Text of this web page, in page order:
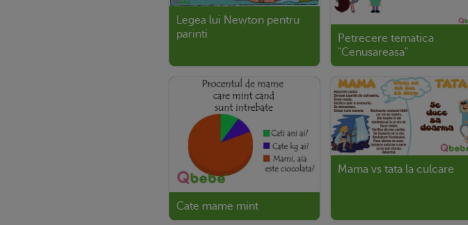
Legea lui Newton pentru
parinti
Petrecere tematica
"Cenusareasa"
Cate mame mint
Mama vs tata la culcare